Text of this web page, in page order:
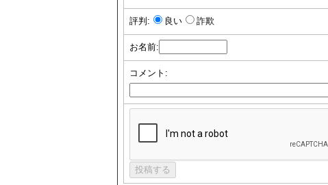
評判: 良い 詐欺
お名前:
コメント: